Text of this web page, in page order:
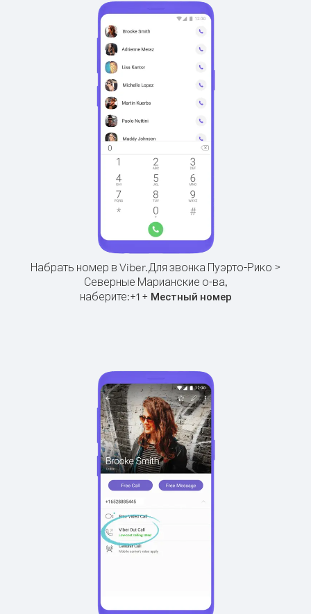
Набрать номер в Viber.Для звонка Пуэрто-Рико >
Северные Марианские о-ва,
наберите:+1+ Местный номер